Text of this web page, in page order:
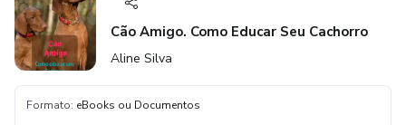
Cão Amigo. Como Educar Seu Cachorro
Aline Silva
Formato: eBooks ou Documentos